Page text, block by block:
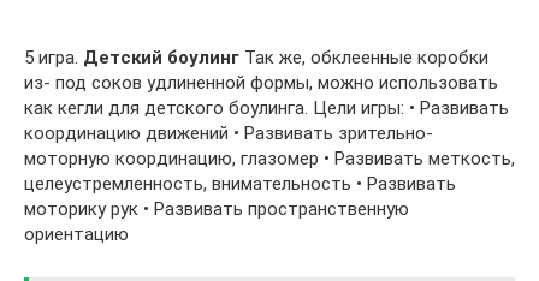
5 игра. Детский боулинг Так же, обклеенные коробки
из- под соков удлиненной формы, можно использовать
как кегли для детского боулинга. Цели игры: • Развивать
координацию движений • Развивать зрительно-
моторную координацию, глазомер • Развивать меткость,
целеустремленность, внимательность • Развивать
моторику рук • Развивать пространственную
ориентацию